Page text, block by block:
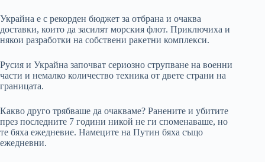
Украйна е с рекорден бюджет за отбрана и очаква
доставки, които да засилят морския флот. Приключиха и
някои разработки на собствени ракетни комплекси.
Русия и Украйна започват сериозно струпване на военни
части и немалко количество техника от двете страни на
границата.
Какво друго трябваше да очакваме? Ранените и убитите
през последните 7 години никой не ги споменаваше, но
те бяха ежедневие. Намеците на Путин бяха също
ежедневни.